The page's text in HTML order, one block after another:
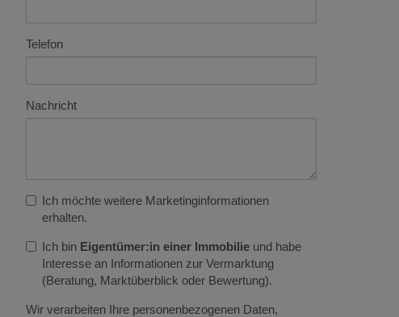
Telefon
Nachricht
Ich möchte weitere Marketinginformationen
erhalten.
Ich bin Eigentümer:in einer Immobilie und habe
Interesse an Informationen zur Vermarktung
(Beratung, Marktüberblick oder Bewertung).
Wir verarbeiten Ihre personenbezogenen Daten,